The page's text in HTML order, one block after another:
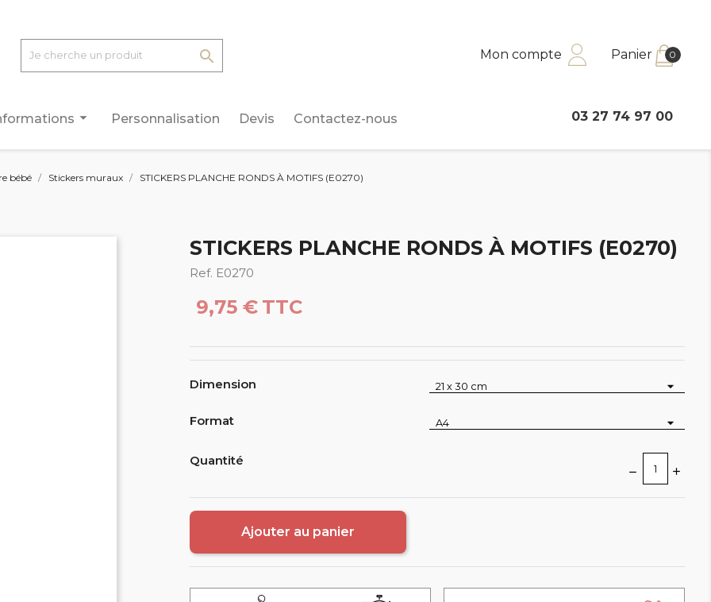
 Mon compte Panier 0
arrow_drop_down Personnalisation Devis Contactez-nous 03 27 74 97 00
bébé Stickers muraux STICKERS PLANCHE RONDS À MOTIFS (E0270)
STICKERS PLANCHE RONDS À MOTIFS (E0270)
Ref. E0270
9,75 € TTC
Dimension
Format
Quantité
Ajouter au panier